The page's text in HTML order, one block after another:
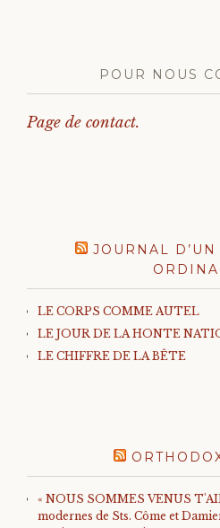
POUR NOUS
Page de contact.
JOURNAL
LE CORPS COMME AUTEL
LE JOUR DE LA HONTE
LE CHIFFRE DE LA BÊTE
« NOUS SOMMES VENUS
modernes de Sts. Côme et